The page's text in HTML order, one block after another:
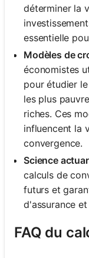
déterminer la
essentielle
Modèles de
économistes
pour étudier
les plus
riches. Ces
influencent la
convergence.
Science
calculs de
futurs et
d'assurance
FAQ du